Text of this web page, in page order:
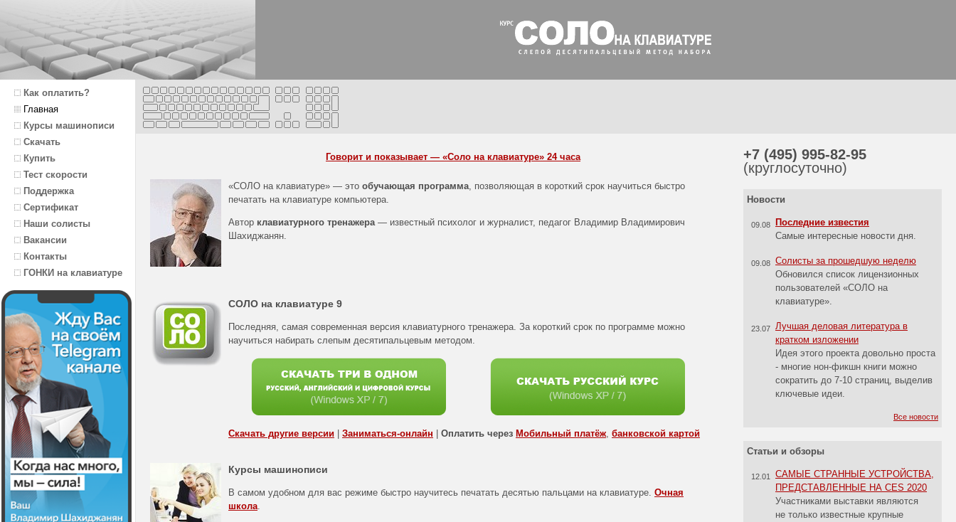
Как оплатить?
Главная
Курсы машинописи
Скачать
Купить
Тест скорости
Поддержка
Сертификат
Наши солисты
Вакансии
Контакты
ГОНКИ на клавиатуре
Говорит и показывает — «Соло на клавиатуре» 24 часа
«СОЛО на клавиатуре» — это обучающая программа , позволяющая в короткий срок научиться быстро
печатать на клавиатуре компьютера.
Автор клавиатурного тренажера — известный психолог и журналист, педагог Владимир Владимирович
Шахиджанян.
СОЛО на клавиатуре 9
Последняя, самая современная версия клавиатурного тренажера. За короткий срок по программе можно
научиться набирать слепым десятипальцевым методом.
Скачать другие версии Заниматься-онлайн Оплатить через Мобильный платёж, банковской картой
Курсы машинописи
В самом удобном для вас режиме быстро научитесь печатать десятью пальцами на клавиатуре. Очная
школа
+7 (495) 995-82-95
(круглосуточно)
Новости
09.08
Последние известия
Самые интересные новости дня.
09.08 Солисты за прошедшую неделю
Обновился список лицензионных
пользователей «СОЛО на
клавиатуре».
23.07 Лучшая деловая литература в
кратком изложении
Идея этого проекта довольно проста
- многие нон-фикшн книги можно
сократить до 7-10 страниц, выделив
ключевые идеи.
Все новости
Статьи и обзоры
12.01
САМЫЕ СТРАННЫЕ УСТРОЙСТВА,
ПРЕДСТАВЛЕННЫЕ НА CES 2020
Участниками выставки являются
не только известные крупные